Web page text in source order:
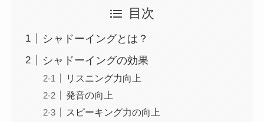
目次
シャドーイングとは？
シャドーイングの効果
リスニング力向上
発音の向上
スピーキング力の向上